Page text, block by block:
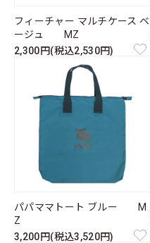
フィーチャー マルチケース ベ
ージュ MZ
2,300円(税込2,530円)
パパママトート ブルー M
Z
3,200円(税込3,520円)